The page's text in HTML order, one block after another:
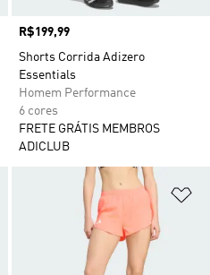
Preço
R$199,99
Shorts Corrida Adizero
Essentials
Homem Performance
6 cores
FRETE GRÁTIS MEMBROS
ADICLUB
Adicionar à Lista de Desejos